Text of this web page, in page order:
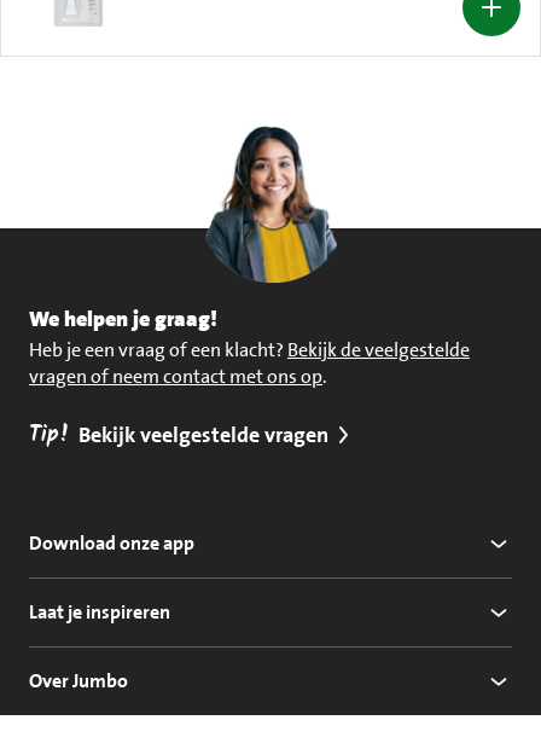
We helpen je graag!
Heb je een vraag of een klacht? Bekijk de veelgestelde
vragen of neem contact met ons op.
Tip! Bekijk veelgestelde vragen
Download onze app
Laat je inspireren
Over Jumbo